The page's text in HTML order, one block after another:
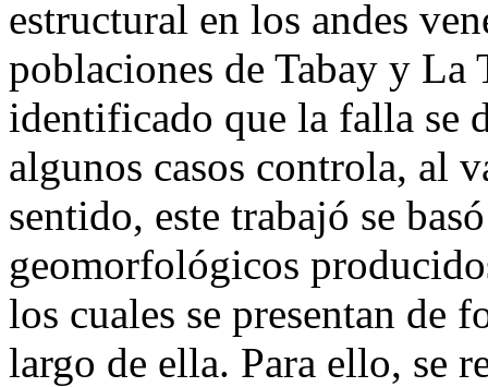
estructural en los andes
poblaciones de Tabay y La
identificado que la falla se
algunos casos controla, al
sentido, este trabajó se
geomorfológicos
los cuales se presentan de
largo de ella. Para ello, se